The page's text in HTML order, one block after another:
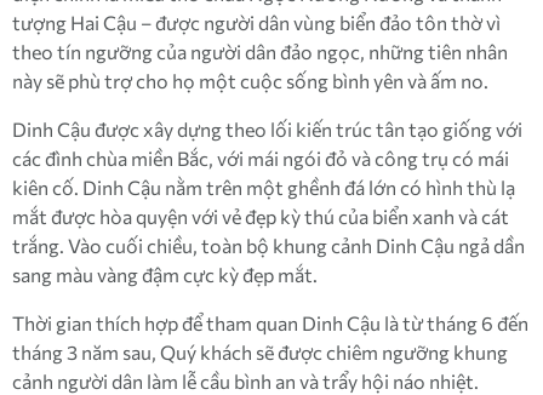
tượng Hai Cậu – được người dân vùng biển đảo tôn thờ vì
theo tín ngưỡng của người dân đảo ngọc, những tiên nhân
này sẽ phù trợ cho họ một cuộc sống bình yên và ấm no.
Dinh Cậu được xây dựng theo lối kiến trúc tân tạo giống với
các đình chùa miền Bắc, với mái ngói đỏ và công trụ có mái
kiên cố. Dinh Cậu nằm trên một ghềnh đá lớn có hình thù lạ
mắt được hòa quyện với vẻ đẹp kỳ thú của biển xanh và cát
trắng. Vào cuối chiều, toàn bộ khung cảnh Dinh Cậu ngả dần
sang màu vàng đậm cực kỳ đẹp mắt.
Thời gian thích hợp để tham quan Dinh Cậu là từ tháng 6 đến
tháng 3 năm sau, Quý khách sẽ được chiêm ngưỡng khung
cảnh người dân làm lễ cầu bình an và trẩy hội náo nhiệt.